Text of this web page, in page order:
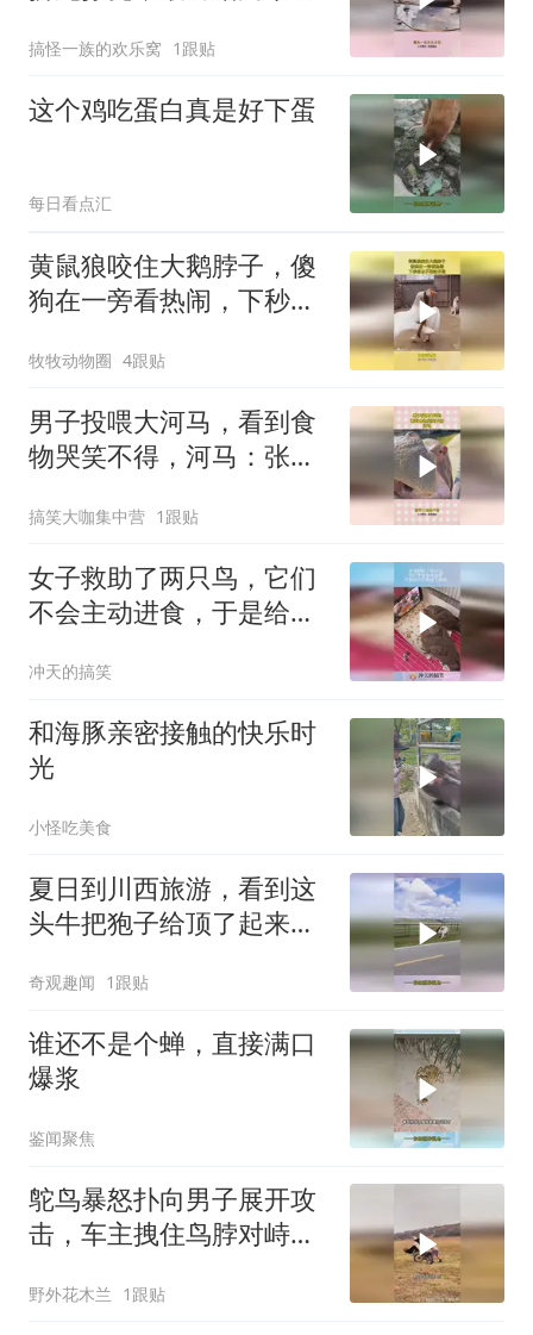
搞怪一族的欢乐窝 1跟贴
这个鸡吃蛋白真是好下蛋
每日看点汇
黄鼠狼咬住大鹅脖子，傻
狗在一旁看热闹，下秒根
牧牧动物圈 4跟贴
男子投喂大河马，看到食
物哭笑不得，河马：张半
搞笑大咖集中营 1跟贴
女子救助了两只鸟，它们
不会主动进食，于是给它
冲天的搞笑
和海豚亲密接触的快乐时
光
小怪吃美食
夏日到川西旅游，看到这
头牛把狍子给顶了起来，
的实力
奇观趣闻 1跟贴
谁还不是个蝉，直接满口
爆浆
鉴闻聚焦
鸵鸟暴怒扑向男子展开攻
击，车主拽住鸟脖对峙，
野外花木兰 1跟贴